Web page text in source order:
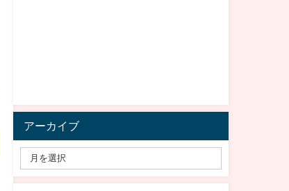
アーカイブ